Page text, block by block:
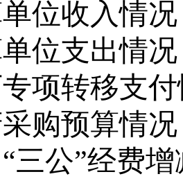
位收入情况
位支出情况
专项转移支
购预算情况
“三公”经费增